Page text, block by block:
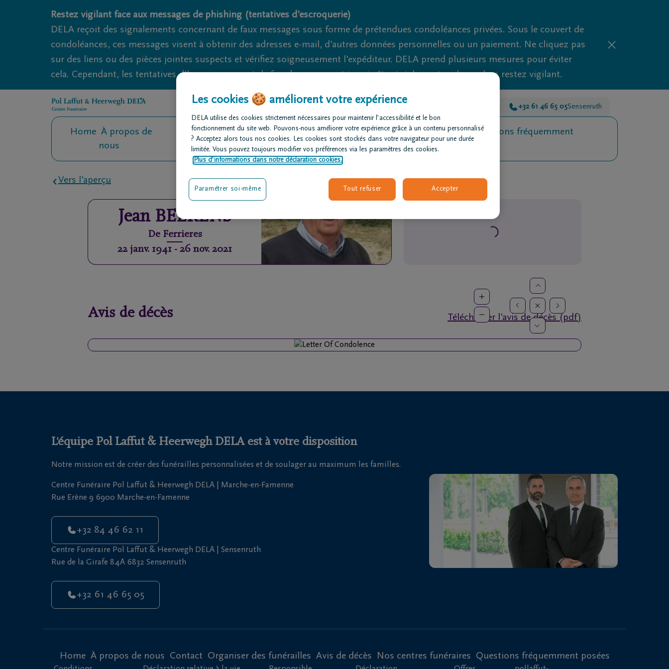
Obituaries.breadcrumbs.SkipLink
Restez vigilant face aux messages de phishing (tentatives d'escroquerie)
DELA reçoit des signalements concernant de faux messages sous forme de prétendues condoléances privées. Sous le couvert de
condoléances, ces messages visent à obtenir des adresses e-mail, d'autres données personnelles ou un paiement. Ne cliquez pas
sur des liens ou des pièces jointes suspects et vérifiez soigneusement l'expéditeur. DELA prend plusieurs mesures pour éviter
cela. Cependant, les tentatives d'hameçonnage et de fraude ne peuvent jamais être totalement exclues, alors restez vigilant.
Nous sommes là pour vous 24h/24 +32 61 46 65 05Sensenruth
Home À propos de
nous
Contact Organiser des
funérailles
Avis de
décès
Nos centres
funéraires
Questions fréquemment
Vers l'aperçu
Jean BEERENS
De Ferrieres
22 janv. 1941 -26 nov. 2021
Avis de décès Télécharger l'avis de décès (pdf)
L'équipe Pol Laffut & Heerwegh DELA est à votre disposition
Notre mission est de créer des funérailles personnalisées et de soulager au maximum les familles.
Centre Funéraire Pol Laffut & Heerwegh DELA | Marche-en-Famenne
Rue Erène 9 6900 Marche-en-Famenne
+32 84 46 62 11
Centre Funéraire Pol Laffut & Heerwegh DELA | Sensenruth
Rue de la Girafe 84A 6832 Sensenruth
+32 61 46 65 05
Home À propos de nous Contact Organiser des funérailles Avis de décès Nos centres funéraires Questions fréquemment posées
Les cookies 🍪 améliorent votre expérience
DELA utilise des cookies strictement nécessaires pour maintenir l’accessibilité et le bon
fonctionnement du site web. Pouvons-nous améliorer votre expérience grâce à un contenu personnalisé
? Acceptez alors tous nos cookies. Les cookies sont stockés dans votre navigateur pour une durée
limitée. Vous pouvez toujours modifier vos préférences via les paramètres des cookies.
Plus d’informations dans notre déclaration cookies.
Tout refuser Accepter
Paramétrer soi-même